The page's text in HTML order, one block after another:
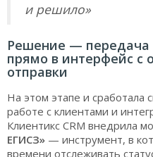
и решило»
Решение — передача
прямо в интерфейс с
отправки
На этом этапе и сработала
работе с клиентами и
Клиентикс CRM внедрила
ЕГИСЗ» — инструмент, в
времени отслеживать